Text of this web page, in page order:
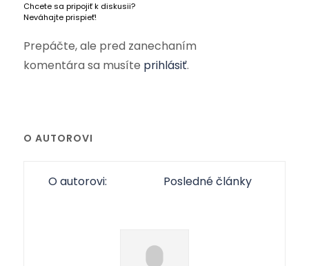
Chcete sa pripojiť k diskusii?
Neváhajte prispieť!
Prepáčte, ale pred zanechaním
komentára sa musíte prihlásiť.
O AUTOROVI
O autorovi: Posledné články